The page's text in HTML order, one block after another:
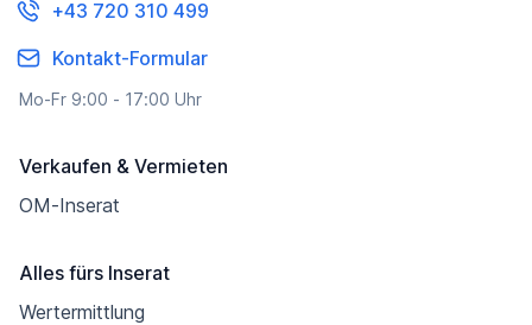
+43 720 310 499
Kontakt-Formular
Mo-Fr 9:00 - 17:00 Uhr
Verkaufen & Vermieten
OM-Inserat
Alles fürs Inserat
Wertermittlung